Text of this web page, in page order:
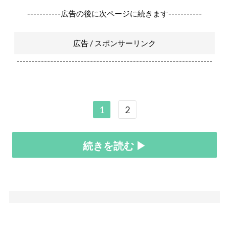
-----------広告の後に次ページに続きます-----------
広告 / スポンサーリンク
----------------------------------------------------------------
1 2
続きを読む ▶